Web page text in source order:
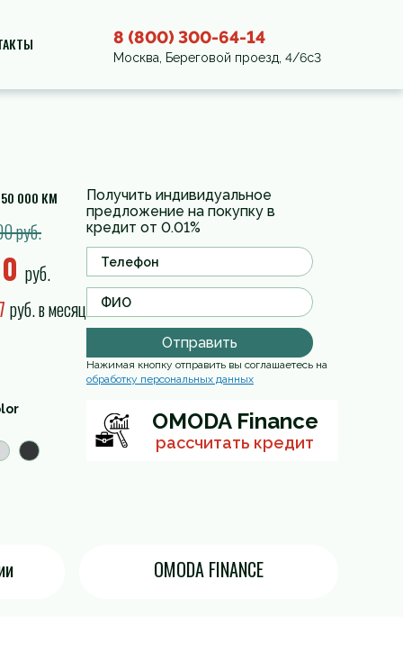
8 (800) 300-64-14
Москва, Береговой проезд, 4/6с3
000 КМ
руб.
руб.
руб. в месяц
Получить индивидуальное
предложение на покупку в
кредит от 0.01%
Отправить
Нажимая кнопку отправить вы соглашаетесь на
обработку персональных данных
OMODA Finance
рассчитать кредит
OMODA FINANCE